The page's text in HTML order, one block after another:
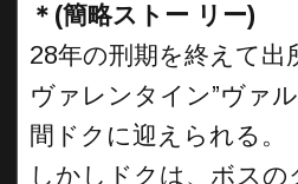
＊(簡略ストー リー)
28年の刑期を終えて出
ヴァレンタイン”ヴァ
間ドクに迎えられる。
しかしドクは、ボス